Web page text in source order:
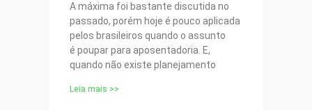
A máxima foi bastante discutida no
passado, porém hoje é pouco aplicada
pelos brasileiros quando o assunto
é poupar para aposentadoria. E,
quando não existe planejamento
Leia mais >>